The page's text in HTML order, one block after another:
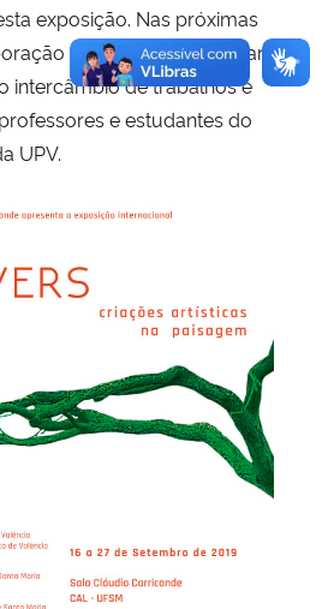
exposição. Nas próximas
será possível articular
intercâmbio de trabalhos e
e estudantes do
UPV.